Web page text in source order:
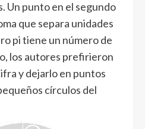
Un punto en el segundo
que separa unidades
pi tiene un número de
los autores prefirieron
y dejarlo en puntos
círculos del